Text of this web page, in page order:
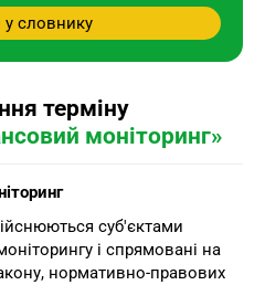
словнику
терміну
моніторинг»
суб'єктами
і спрямовані на
нормативно-правових